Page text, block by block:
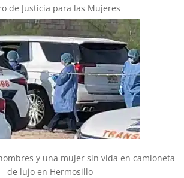
de Justicia para las Mujeres
y una mujer sin vida en camioneta
de lujo en Hermosillo